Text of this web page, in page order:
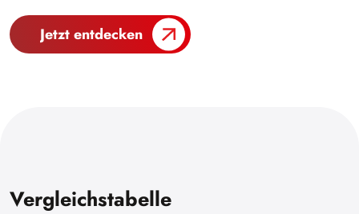
Jetzt entdecken
Vergleichstabelle